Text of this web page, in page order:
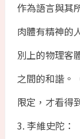
作為語言與其
肉體有精神的
別上的物理客
之間的和諧。
限定，才看得
3. 李維史陀：